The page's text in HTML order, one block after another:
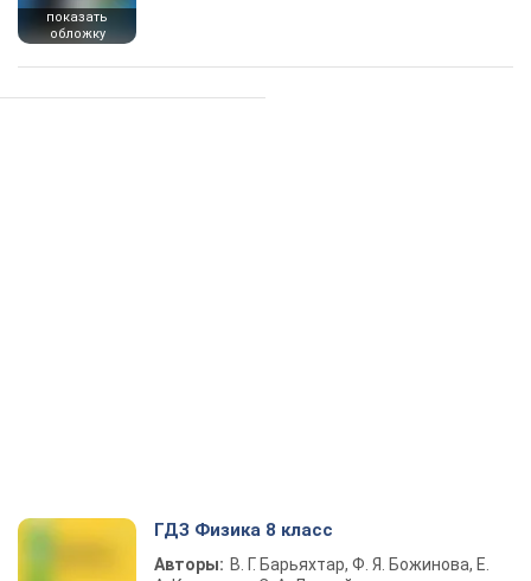
показать
обложку
ГДЗ Физика 8 класс
Авторы: В. Г. Барьяхтар, Ф. Я. Божинова, Е.